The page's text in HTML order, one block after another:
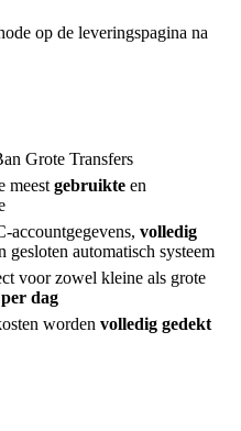
op de leveringspagina na
Grote Transfers
meest gebruikte en
accountgegevens, volledig
gesloten automatisch systeem
voor zowel kleine als grote
dag
worden volledig gedekt